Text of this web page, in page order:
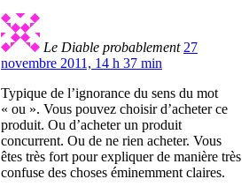
Le Diable probablement 27
novembre 2011, 14 h 37 min
Typique de l’ignorance du sens du mot
« ou ». Vous pouvez choisir d’acheter ce
produit. Ou d’acheter un produit
concurrent. Ou de ne rien acheter. Vous
êtes très fort pour expliquer de manière très
confuse des choses éminemment claires.